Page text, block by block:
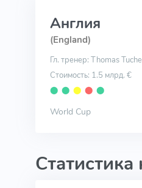
Англия
(England)
Гл. тренер: Thomas
Стоимость: 1.5 млрд. €
⬤ ⬤ ⬤ ⬤ ⬤
World Cup